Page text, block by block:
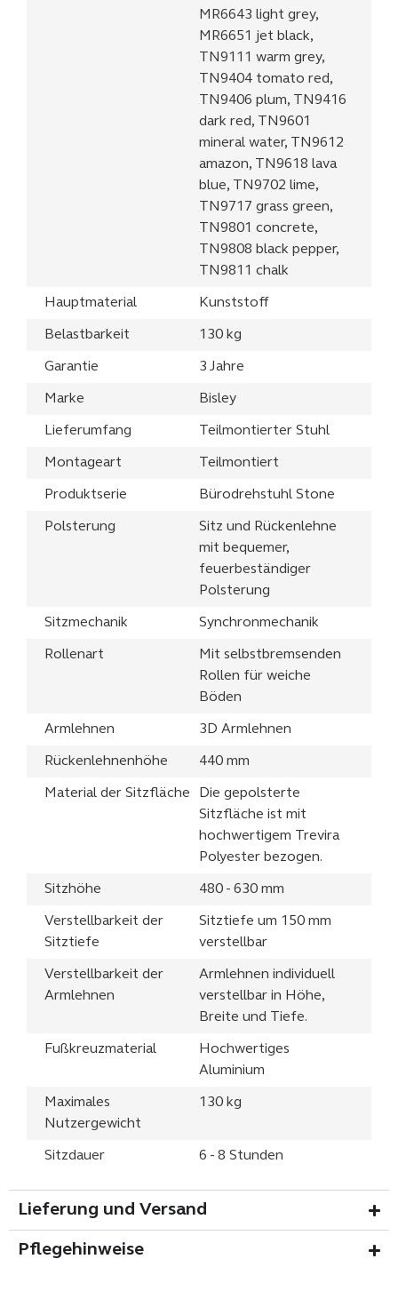
MR6643 light grey,
MR6651 jet black,
TN9111 warm grey,
TN9404 tomato red,
TN9406 plum, TN9416
dark red, TN9601
mineral water, TN9612
amazon, TN9618 lava
blue, TN9702 lime,
TN9717 grass green,
TN9801 concrete,
TN9808 black pepper,
TN9811 chalk
Hauptmaterial Kunststoff
Belastbarkeit 130 kg
Garantie 3 Jahre
Marke Bisley
Lieferumfang Teilmontierter Stuhl
Montageart Teilmontiert
Produktserie Bürodrehstuhl Stone
Polsterung
Sitz und Rückenlehne
mit bequemer,
feuerbeständiger
Polsterung
Sitzmechanik Synchronmechanik
Rollenart
Mit selbstbremsenden
Rollen für weiche
Böden
Armlehnen 3D Armlehnen
Rückenlehnenhöhe 440 mm
Material der Sitzfläche
Die gepolsterte
Sitzfläche ist mit
hochwertigem Trevira
Polyester bezogen.
Sitzhöhe 480 - 630 mm
Verstellbarkeit der
Sitztiefe
Sitztiefe um 150 mm
verstellbar
Verstellbarkeit der
Armlehnen
Armlehnen individuell
verstellbar in Höhe,
Breite und Tiefe.
Fußkreuzmaterial
Hochwertiges
Aluminium
Maximales
Nutzergewicht
130 kg
Sitzdauer 6 - 8 Stunden
Lieferung und Versand
Pflegehinweise